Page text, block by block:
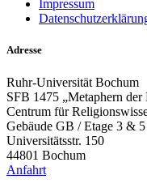
Impressum
Adresse
Ruhr-Universität Bochum
SFB 1475 „Metaphern der
Centrum für
Gebäude GB / Etage 3 & 5
Universitätsstr. 150
44801 Bochum
Anfahrt